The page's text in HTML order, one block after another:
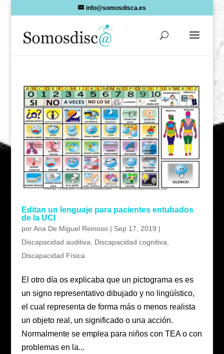
info@somosdisca.es
Editan un lenguaje para pacientes entubados
de la UCI
porAna De Miguel Reinoso| Sep 17, 2019 |
Discapacidad auditiva, Discapacidad cognitiva,
Discapacidad Física
El otro día os explicaba que un pictograma es es
un signo representativo dibujado y no lingüístico,
el cual representa de forma más o menos realista
un objeto real, un significado o una acción.
Normalmente se emplea para niños con TEA o con
problemas en la...